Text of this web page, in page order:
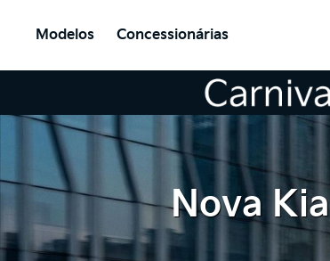
Modelos Concessionárias
Nova